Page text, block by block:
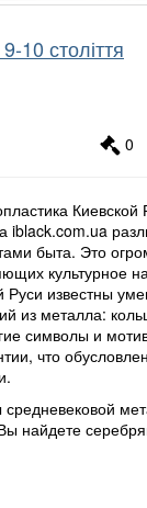
10 століття
0
Киевской
iblack.com.ua
быта. Это
культурное
известны
из металла:
символы и
что
найдете